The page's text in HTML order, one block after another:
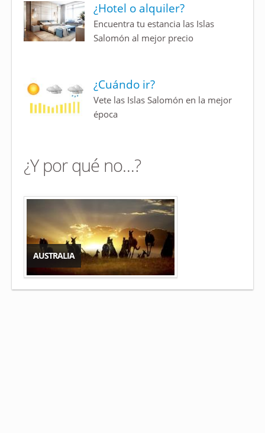
¿Hotel o alquiler?
Encuentra tu estancia las Islas
Salomón al mejor precio
¿Cuándo ir?
Vete las Islas Salomón en la mejor
época
¿Y por qué no…?
AUSTRALIA